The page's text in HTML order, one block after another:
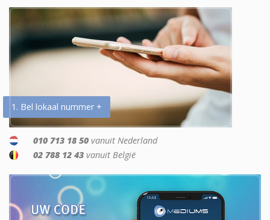
1. Bel lokaal nummer +
010 713 18 50 vanuit Nederland
02 788 12 43 vanuit België